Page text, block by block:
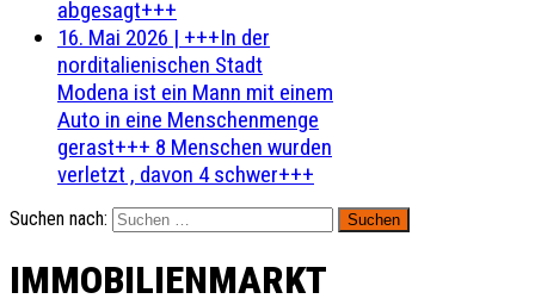
abgesagt+++
16. Mai 2026 | +++In der
norditalienischen Stadt
Modena ist ein Mann mit einem
Auto in eine Menschenmenge
gerast+++ 8 Menschen wurden
verletzt , davon 4 schwer+++
Suchen nach:
IMMOBILIENMARKT